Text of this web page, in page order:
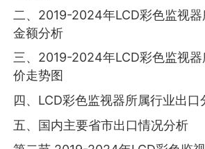
二、2019-2024年LCD彩色监视器
金额分析
三、2019-2024年LCD彩色监视器
价走势图
四、LCD彩色监视器所属行业出口
五、国内主要省市出口情况分析